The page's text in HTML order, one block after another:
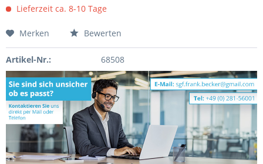
Lieferzeit ca. 8-10 Tage
Merken Bewerten
Artikel-Nr.: 68508